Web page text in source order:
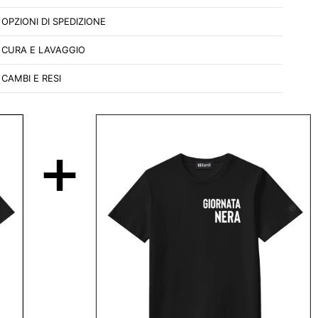
OPZIONI DI SPEDIZIONE
CURA E LAVAGGIO
CAMBI E RESI
+